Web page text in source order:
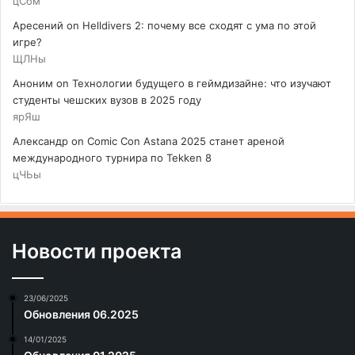
Аресений on Helldivers 2: почему все сходят с ума по этой
игре?
ЩЛНы
Аноним on Технологии будущего в геймдизайне: что изучают
студенты чешских вузов в 2025 году
ярЯш
Александр on Comic Con Astana 2025 станет ареной
международного турнира по Tekken 8
цЧЬы
Новости проекта
23/06/2025
Обновления 06.2025
14/01/2025